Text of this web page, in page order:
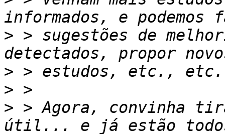
> > sugestões de
>
>
> > Agora, convinha